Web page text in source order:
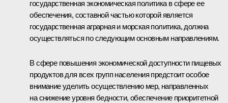
государственная экономическая политика в сфере ее
обеспечения, составной частью которой является
государственная аграрная и морская политика, должна
осуществляться по следующим основным направлениям.
В сфере повышения экономической доступности пищевых
продуктов для всех групп населения предстоит особое
внимание уделить осуществлению мер, направленных
на снижение уровня бедности, обеспечение приоритетной